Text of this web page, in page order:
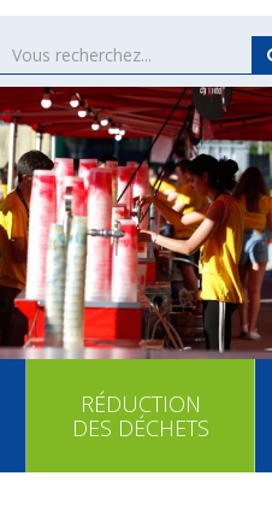
RÉDUCTION
DES DÉCHETS